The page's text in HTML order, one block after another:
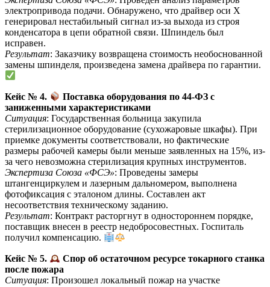
электропривода подачи. Обнаружено, что драйвер оси X
генерировал нестабильный сигнал из-за выхода из строя
конденсатора в цепи обратной связи. Шпиндель был
исправен.
Результат: Заказчику возвращена стоимость необоснованной
замены шпинделя, произведена замена драйвера по гарантии.
Кейс № 4.
Поставка оборудования по 44-ФЗ с
заниженными характеристиками
Ситуация: Государственная больница закупила
стерилизационное оборудование (сухожаровые шкафы). При
приемке документы соответствовали, но фактические
размеры рабочей камеры были меньше заявленных на 15%, из-
за чего невозможна стерилизация крупных инструментов.
Экспертиза Союза «ФСЭ»: Проведены замеры
штангенциркулем и лазерным дальномером, выполнена
фотофиксация с эталоном длины. Составлен акт
несоответствия техническому заданию.
Результат: Контракт расторгнут в одностороннем порядке,
поставщик внесен в реестр недобросовестных. Госпиталь
получил компенсацию.
Кейс № 5.
Спор об остаточном ресурсе токарного станка
после пожара
Ситуация: Произошел локальный пожар на участке